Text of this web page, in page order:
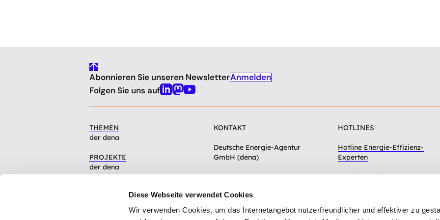
Diese Webseite verwendet Cookies
Wir verwenden Cookies, um das Internetangebot nutzerfreundlicher und effektiver zu
gehe
nach
oben
Abonnieren Sie unseren NewsletterAnmelden
Folgen Sie uns aufLinkedin
Mastodon
Youtube
THEMEN
der dena
PROJEKTE
der dena
Artikel, Events, Presse
KONTAKT
Deutsche Energie-Agentur
GmbH (dena)
Chausseestraße 128a
Zum Kontaktformular
HOTLINES
Hotline Energie-Effizienz-
Experten
Hotline Gebäudeforum